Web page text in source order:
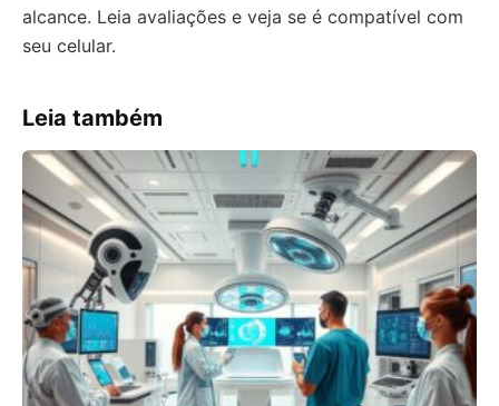
alcance. Leia avaliações e veja se é compatível com
seu celular.
Leia também